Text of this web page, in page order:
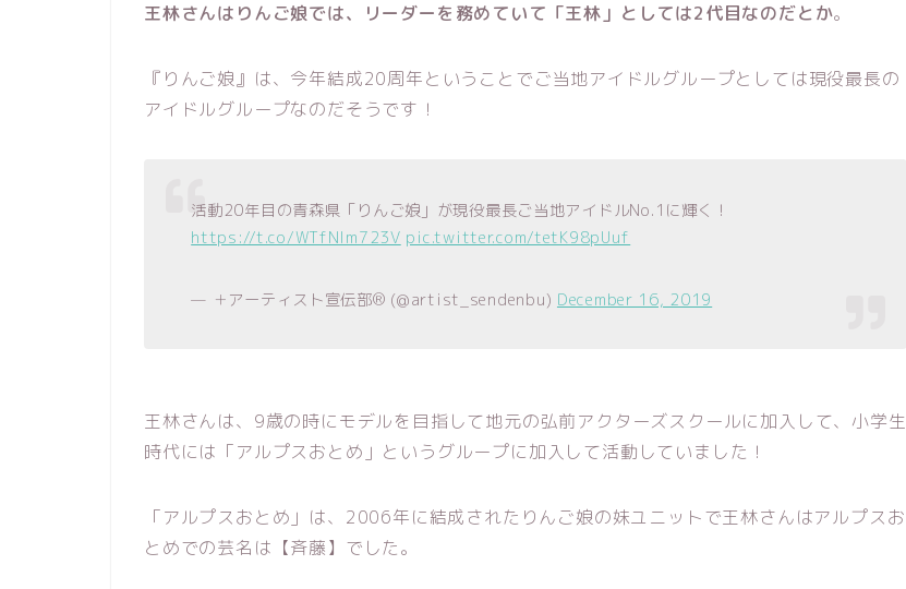
王林さんはりんご娘では、リーダーを務めていて「王林」としては2代目なのだとか。
『りんご娘』 は、今年結成20周年ということでご当地アイドルグループとしては現役最長の
アイドルグループなのだそうです！
活動20年目の青森県「りんご娘」が現役最長ご当地アイドルNo.1に輝く！
https://t.co/WTfNlm723V pic.twitter.com/tetK98pUuf
— ＋アーティスト宣伝部®︎ (@artist_sendenbu) December 16, 2019
王林さんは、9歳の時にモデルを目指して地元の弘前アクターズスクールに加入して、小学生
時代には「アルプスおとめ」というグループに加入して活動していました！
「アルプスおとめ」は、2006年に結成されたりんご娘の妹ユニットで王林さんはアルプスお
とめでの芸名は【斉藤】でした。